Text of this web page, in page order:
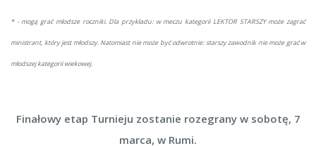
* - mogą grać młodsze roczniki. Dla przykładu: w meczu kategorii LEKTOR STARSZY może zagrać
ministrant, który jest młodszy. Natomiast nie może być odwrotnie: starszy zawodnik nie może grać w
młodszej kategorii wiekowej.
Finałowy etap Turnieju zostanie rozegrany w sobotę, 7
marca, w Rumi.